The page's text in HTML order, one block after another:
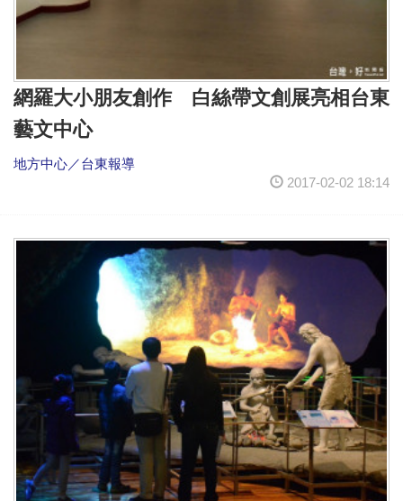
網羅大小朋友創作 白絲帶文創展亮相台東
藝文中心
地方中心／台東報導
2017-02-02 18:14